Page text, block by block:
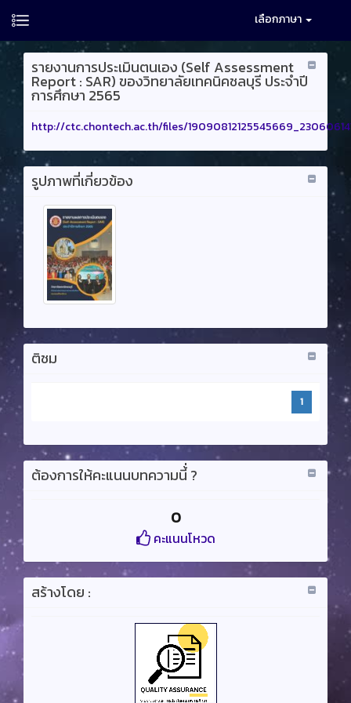
เลือกภาษา
รายงานการประเมินตนเอง (Self Assessment
Report : SAR) ของวิทยาลัยเทคนิคชลบุรี ประจำปี
การศึกษา 2565
http://ctc.chontech.ac.th/files/
รูปภาพที่เกี่ยวข้อง
ติชม
1
ต้องการให้คะแนนบทความนี้่ ?
0
คะแนนโหวด
สร้างโดย :